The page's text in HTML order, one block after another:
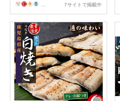
... 7サイトで掲載中